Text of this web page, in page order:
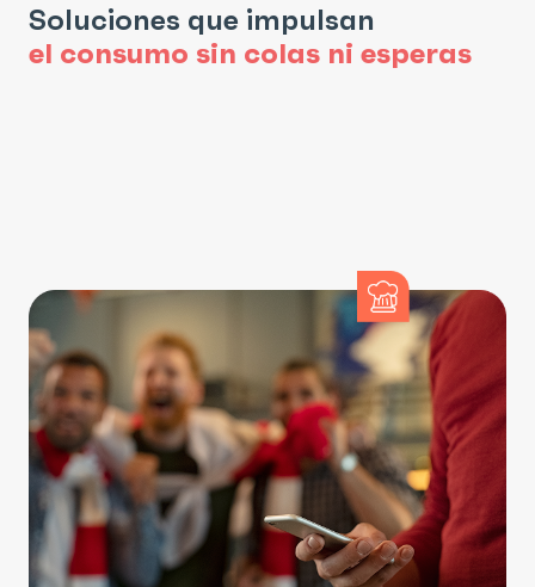
Soluciones que impulsan
el consumo sin colas ni esperas